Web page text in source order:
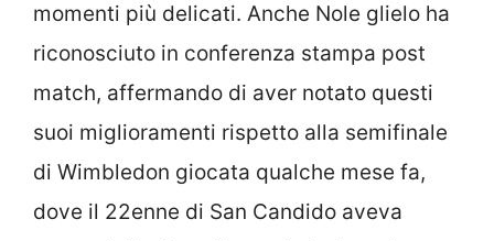
momenti più delicati. Anche Nole glielo ha
riconosciuto in conferenza stampa post
match, affermando di aver notato questi
suoi miglioramenti rispetto alla semifinale
di Wimbledon giocata qualche mese fa,
dove il 22enne di San Candido aveva